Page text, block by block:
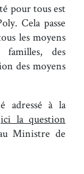
pour tous est
Cela passe
les moyens
familles, des
des moyens
adressé à la
ici la question
Ministre de